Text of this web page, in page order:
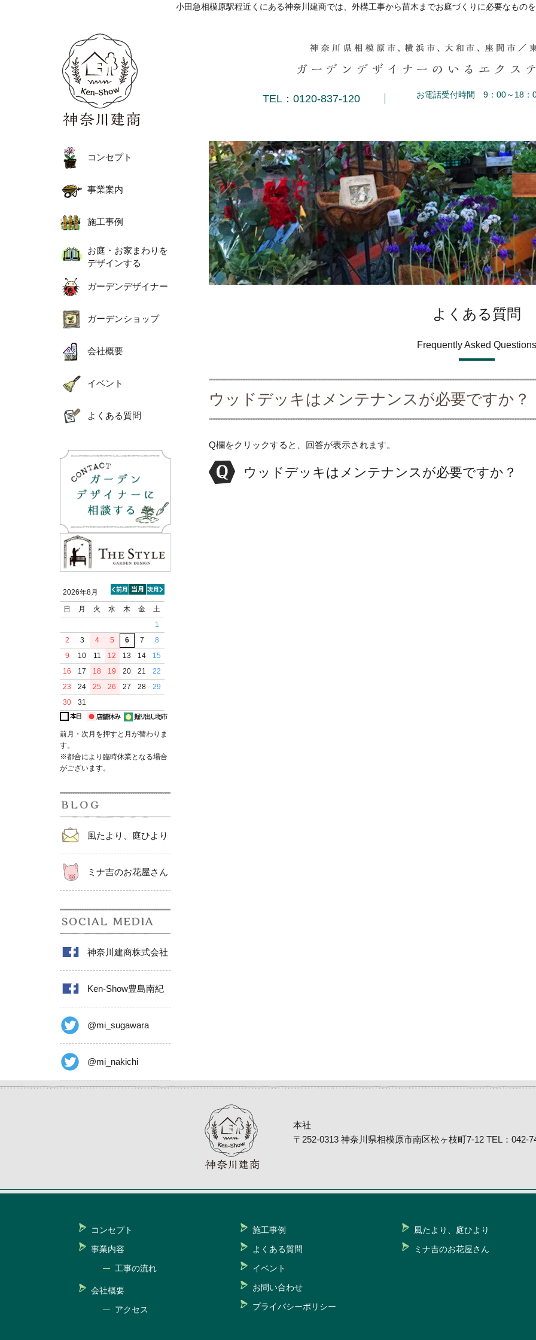
小田急相模原駅程近くにある神奈川建商では、外構工事から苗木までお庭づくりに必要なもの
TEL：0120-837-120 お電話受付時間 9：00～18：
コンセプト
事業案内
施工事例
お庭・お家まわりを
デザインする
ガーデンデザイナー
ガーデンショップ
会社概要
イベント
よくある質問
2026年8月
日
月 火 水 木 金
土
1
2
3 4 5 6 7
8
9
10 11 12 13 14
15
16
17 18 19 20 21
22
23
24 25 26 27 28
29
30
31
前月・次月を押すと月が替わりま
す。
※都合により臨時休業となる場合
がございます。
風たより、庭ひより
ミナ吉のお花屋さん
神奈川建商株式会社
Ken-Show豊島南紀
@mi_sugawara
@mi_nakichi
よくある質問
Frequently Asked Questions
ウッドデッキはメンテナンスが必要ですか？
Q欄をクリックすると、回答が表示されます。
ウッドデッキはメンテナンスが必要ですか？
本社
〒252-0313 神奈川県相模原市南区松ヶ枝町7-12 TEL：042-
コンセプト
事業内容
工事の流れ
会社概要
アクセス
施工事例
よくある質問
イベント
お問い合わせ
プライバシーポリシー
風たより、庭ひより
ミナ吉のお花屋さん